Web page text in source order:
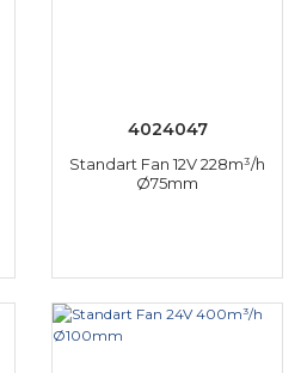
4024047
Standart Fan 12V 228m³/h
Ø75mm